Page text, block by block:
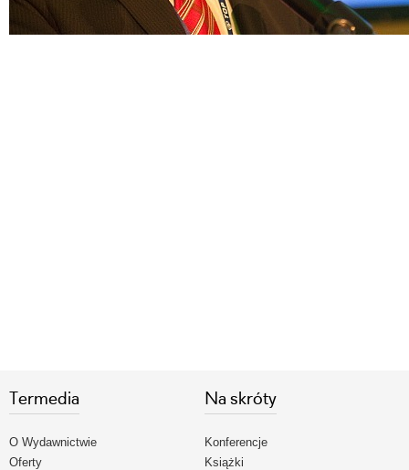
Termedia
O Wydawnictwie
Oferty
Na skróty
Konferencje
Książki